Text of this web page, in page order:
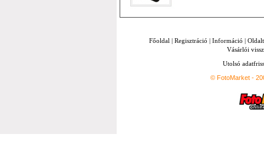
Főoldal | Regisztráció | Információ |
Vásárlói
Utolsó
© FotoMarket -